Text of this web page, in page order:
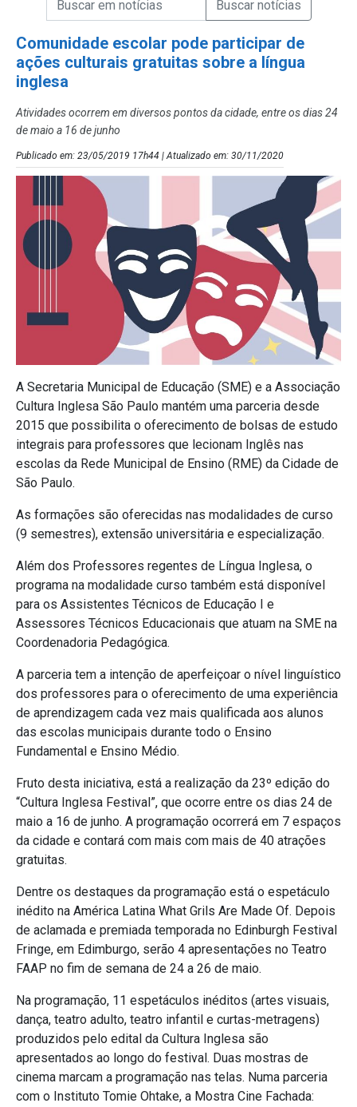
Comunidade escolar pode participar de
ações culturais gratuitas sobre a língua
inglesa
Atividades ocorrem em diversos pontos da cidade, entre os dias 24
de maio a 16 de junho
Publicado em: 23/05/2019 17h44 | Atualizado em: 30/11/2020
A Secretaria Municipal de Educação (SME) e a Associação
Cultura Inglesa São Paulo mantém uma parceria desde
2015 que possibilita o oferecimento de bolsas de estudo
integrais para professores que lecionam Inglês nas
escolas da Rede Municipal de Ensino (RME) da Cidade de
São Paulo.
As formações são oferecidas nas modalidades de curso
(9 semestres), extensão universitária e especialização.
Além dos Professores regentes de Língua Inglesa, o
programa na modalidade curso também está disponível
para os Assistentes Técnicos de Educação I e
Assessores Técnicos Educacionais que atuam na SME na
Coordenadoria Pedagógica.
A parceria tem a intenção de aperfeiçoar o nível linguístico
dos professores para o oferecimento de uma experiência
de aprendizagem cada vez mais qualificada aos alunos
das escolas municipais durante todo o Ensino
Fundamental e Ensino Médio.
Fruto desta iniciativa, está a realização da 23º edição do
“Cultura Inglesa Festival”, que ocorre entre os dias 24 de
maio a 16 de junho. A programação ocorrerá em 7 espaços
da cidade e contará com mais com mais de 40 atrações
gratuitas.
Dentre os destaques da programação está o espetáculo
inédito na América Latina What Grils Are Made Of. Depois
de aclamada e premiada temporada no Edinburgh Festival
Fringe, em Edimburgo, serão 4 apresentações no Teatro
FAAP no fim de semana de 24 a 26 de maio.
Na programação, 11 espetáculos inéditos (artes visuais,
dança, teatro adulto, teatro infantil e curtas-metragens)
produzidos pelo edital da Cultura Inglesa são
apresentados ao longo do festival. Duas mostras de
cinema marcam a programação nas telas. Numa parceria
com o Instituto Tomie Ohtake, a Mostra Cine Fachada: